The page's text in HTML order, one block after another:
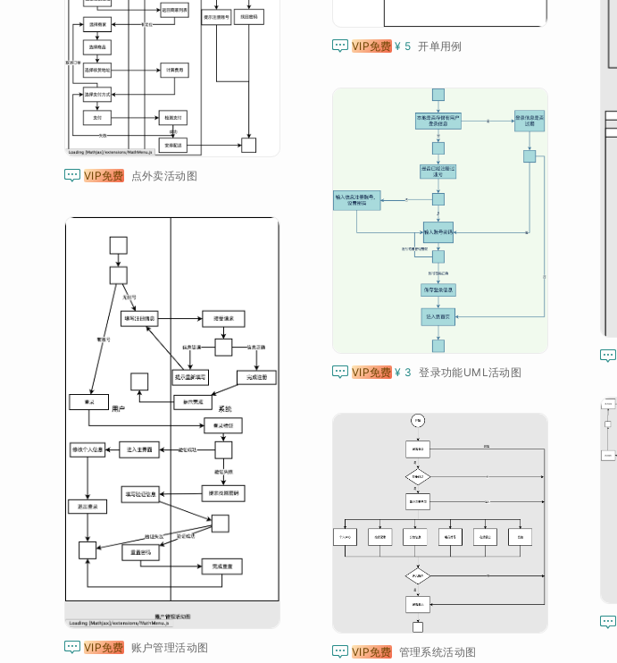

 VIP免费 ¥ 5 开单用例
 VIP免费 点外卖活动图
 VIP免费 ¥ 3 登录功能UML活动图
 VIP免费 账户管理活动图

 VIP免费 管理系统活动图